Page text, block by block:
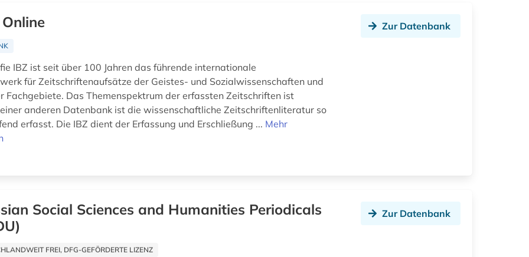
IBZ ist seit über 100 Jahren das führende internationale
für Zeitschriftenaufsätze der Geistes- und Sozialwissenschaften und
Fachgebiete. Das Themenspektrum der erfassten Zeitschriften ist
anderen Datenbank ist die wissenschaftliche Zeitschriftenliteratur so
erfasst. Die IBZ dient der Erfassung und Erschließung ... Mehr
Zur Datenbank
Social Sciences and Humanities Periodicals
FREI, DFG-GEFÖRDERTE LIZENZ
Zur Datenbank